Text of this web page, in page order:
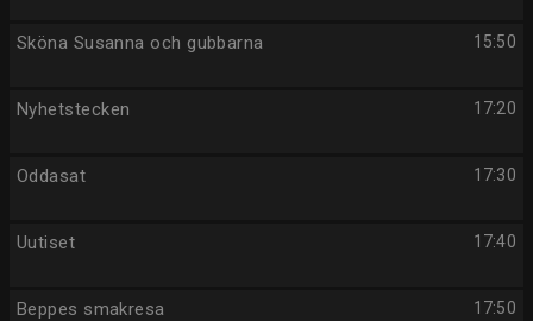
15:50
Sköna Susanna och gubbarna
17:20
Nyhetstecken
17:30
Oddasat
17:40
Uutiset
17:50
Beppes smakresa